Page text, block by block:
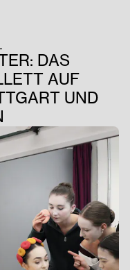
DAS
AUF
UND